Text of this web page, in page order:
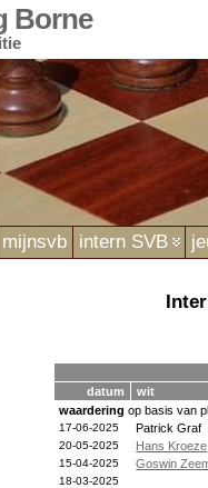
Borne
mijnsvb intern SVB
datum
wit
waardering op basis van
17-06-2025 Patrick Graf
20-05-2025 Hans Kroeze
15-04-2025 Goswin
18-03-2025